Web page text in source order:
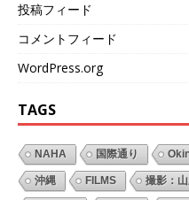
投稿フィード
コメントフィード
WordPress.org
TAGS
NAHA 国際通り
沖縄 FILMS 撮影：